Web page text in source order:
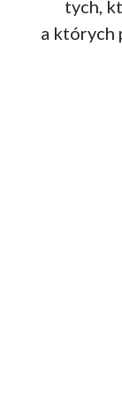
tych,
a których